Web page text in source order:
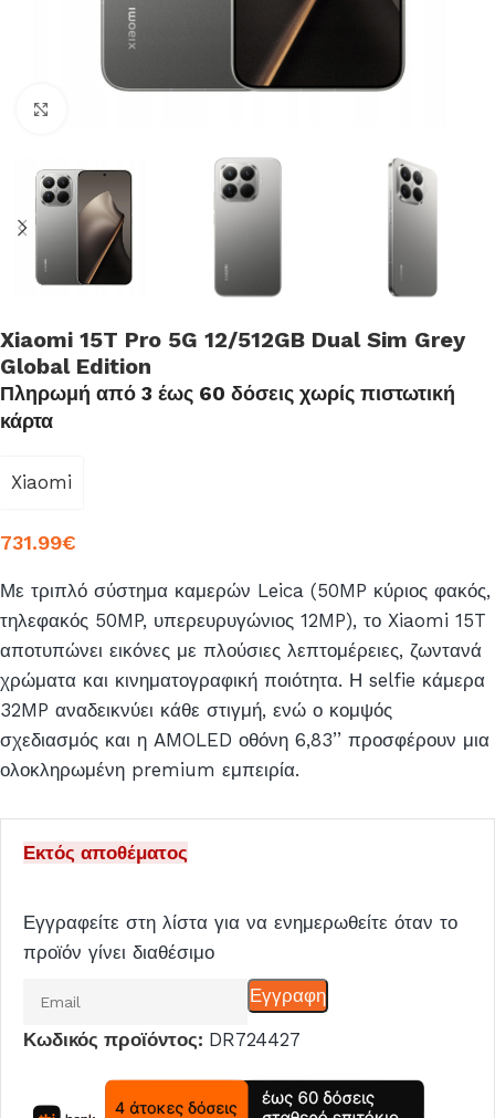
Xiaomi 15T Pro 5G 12/512GB Dual Sim Grey
Global Edition
Πληρωμή από 3 έως 60 δόσεις χωρίς πιστωτική
κάρτα
Xiaomi
731.99€
Με τριπλό σύστημα καμερών Leica (50MP κύριος φακός,
τηλεφακός 50MP, υπερευρυγώνιος 12MP), το Xiaomi 15T
αποτυπώνει εικόνες με πλούσιες λεπτομέρειες, ζωντανά
χρώματα και κινηματογραφική ποιότητα. Η selfie κάμερα
32MP αναδεικνύει κάθε στιγμή, ενώ ο κομψός
σχεδιασμός και η AMOLED οθόνη 6,83’’ προσφέρουν μια
ολοκληρωμένη premium εμπειρία.
Εκτός αποθέματος
Εγγραφείτε στη λίστα για να ενημερωθείτε όταν το
προϊόν γίνει διαθέσιμο
email
για
Εγγραφη
Κωδικός προϊόντος: DR724427